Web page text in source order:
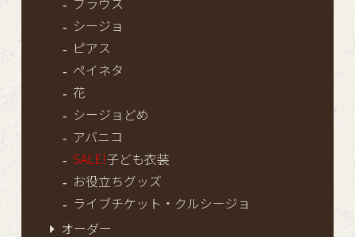
ブラウス
シージョ
ピアス
ペイネタ
花
シージョどめ
アバニコ
SALE!子ども衣装
お役立ちグッズ
ライブチケット・クルシージョ
オーダー